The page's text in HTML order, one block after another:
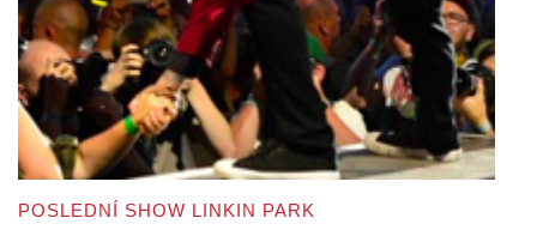
POSLEDNÍ SHOW LINKIN PARK